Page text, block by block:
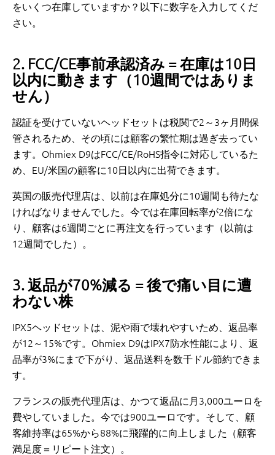
をいくつ在庫していますか？以下に数字を入力してくだ
さい。
2. FCC/CE事前承認済み = 在庫は10日
以内に動きます（10週間ではありま
せん）
認証を受けていないヘッドセットは税関で2～3ヶ月間保
管されるため、その頃には顧客の繁忙期は過ぎ去ってい
ます。Ohmiex D9はFCC/CE/RoHS指令に対応しているた
め、EU/米国の顧客に10日以内に出荷できます。
英国の販売代理店は、以前は在庫処分に10週間も待たな
ければなりませんでした。今では在庫回転率が2倍にな
り、顧客は6週間ごとに再注文を行っています（以前は
12週間でした）。
3. 返品が70%減る = 後で痛い目に遭
わない株
IPX5ヘッドセットは、泥や雨で壊れやすいため、返品率
が12～15%です。Ohmiex D9はIPX7防水性能により、返
品率が3%にまで下がり、返品送料を数千ドル節約できま
す。
フランスの販売代理店は、かつて返品に月3,000ユーロを
費やしていました。今では900ユーロです。そして、顧
客維持率は65%から88%に飛躍的に向上しました（顧客
満足度＝リピート注文）。